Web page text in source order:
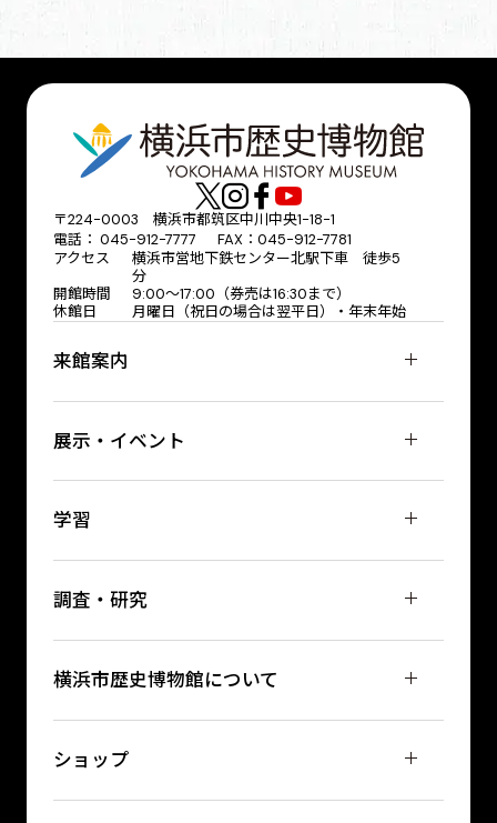
〒224-0003 横浜市都筑区中川中央1-18-1
電話： 045-912-7777 FAX：045-912-7781
アクセス
横浜市営地下鉄センター北駅下車 徒歩5
分
開館時間
9:00〜17:00（券売は16:30まで）
休館日
月曜日（祝日の場合は翌平日）・年末年始
来館案内
展示・イベント
学習
調査・研究
横浜市歴史博物館について
ショップ